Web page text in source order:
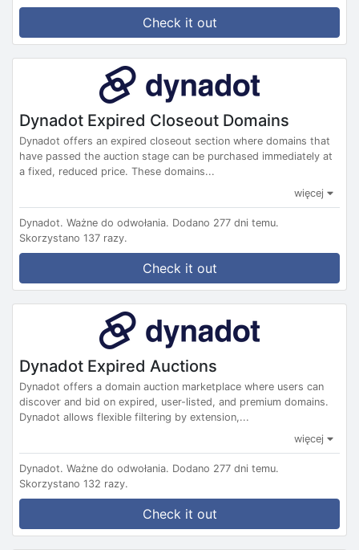
Check it out
Dynadot Expired Closeout Domains
Dynadot offers an expired closeout section where domains that
have passed the auction stage can be purchased immediately at
a fixed, reduced price. These domains...
więcej
Dynadot. Ważne do odwołania. Dodano 277 dni temu.
Skorzystano 137 razy.
Check it out
Dynadot Expired Auctions
Dynadot offers a domain auction marketplace where users can
discover and bid on expired, user-listed, and premium domains.
Dynadot allows flexible filtering by extension,...
więcej
Dynadot. Ważne do odwołania. Dodano 277 dni temu.
Skorzystano 132 razy.
Check it out